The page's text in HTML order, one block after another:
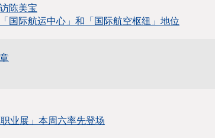
陈美宝
国际航运中心」和「国际航空枢纽」地位
业展」本周六率先登场